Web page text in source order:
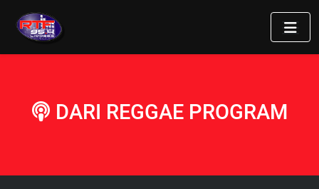
DARI REGGAE PROGRAM